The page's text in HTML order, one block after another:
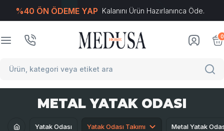
%40 ÖN ÖDEME YAP Kalanını Ürün Hazırlanınca Öde.
0
METAL YATAK ODASI
Yatak Odası Yatak Odası Takımı Metal Yatak
T-Soft E-Ticaret Sistemleriyle Hazırlanmıştır.